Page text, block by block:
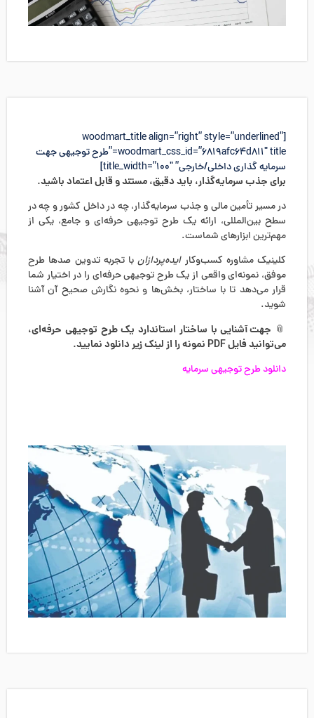
[woodmart_title align=”right” style=”underlined”
woodmart_css_id=”6819afc64d811″ title=”طرح توجیهی جهت
سرمایه گذاری داخلی/خارجی” title_width=”100″]
برای جذب سرمایه‌گذار، باید دقیق، مستند و قابل اعتماد باشید.
در مسیر تأمین مالی و جذب سرمایه‌گذار، چه در داخل کشور و چه در
سطح بین‌المللی، ارائه یک طرح توجیهی حرفه‌ای و جامع، یکی از
مهم‌ترین ابزارهای شماست.
کلینیک مشاوره کسب‌وکارایده‌پردازانبا تجربه تدوین صدها طرح
موفق، نمونه‌ای واقعی از یک طرح توجیهی حرفه‌ای را در اختیار شما
قرار می‌دهد تا با ساختار، بخش‌ها و نحوه نگارش صحیح آن آشنا
شوید.
📎 جهت آشنایی با ساختار استاندارد یک طرح توجیهی حرفه‌ای،
می‌توانید فایل PDF نمونه را از لینک زیر دانلود نمایید.
دانلود طرح توجیهی سرمایه